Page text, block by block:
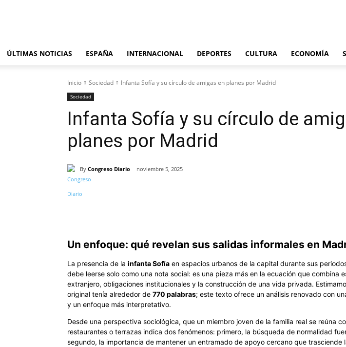
ÚLTIMAS NOTICIAS ESPAÑA INTERNACIONAL DEPORTES CULTURA ECONOMÍA
Inicio Sociedad Infanta Sofía y su círculo de amigas en planes por Madrid
Sociedad
Infanta Sofía y su círculo de
planes por Madrid
By Congreso Diario noviembre 5, 2025
Un enfoque: qué revelan sus salidas informales en
La presencia de la infanta Sofía en espacios urbanos de la capital durante sus
debe leerse solo como una nota social: es una pieza más en la ecuación que combina
extranjero, obligaciones institucionales y la construcción de una vida privada.
original tenía alrededor de 770 palabras; este texto ofrece un análisis renovado con
y un enfoque más interpretativo.
Desde una perspectiva sociológica, que un miembro joven de la familia real se reúna
restaurantes o terrazas indica dos fenómenos: primero, la búsqueda de normalidad
segundo, la importancia de mantener un entramado de apoyo cercano que trasciende